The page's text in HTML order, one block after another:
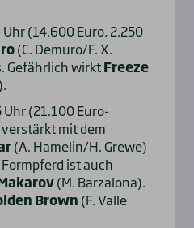
(14.600 Euro, 2.250
(C. Demuro/F. X.
Gefährlich wirktFreeze
(21.100 Euro-
mit dem
(A. Hamelin/H. Grewe)
ist auch
(M. Barzalona).
Brown (F. Valle